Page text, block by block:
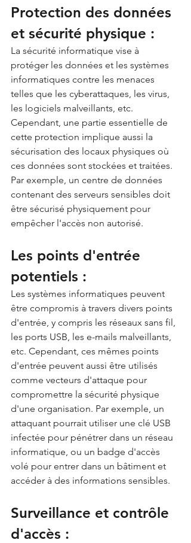
Protection des données
et sécurité physique :
La sécurité informatique vise à
protéger les données et les systèmes
informatiques contre les menaces
telles que les cyberattaques, les virus,
les logiciels malveillants, etc.
Cependant, une partie essentielle de
cette protection implique aussi la
sécurisation des locaux physiques où
ces données sont stockées et traitées.
Par exemple, un centre de données
contenant des serveurs sensibles doit
être sécurisé physiquement pour
empêcher l'accès non autorisé.
Les points d'entrée
potentiels :
Les systèmes informatiques peuvent
être compromis à travers divers points
d'entrée, y compris les réseaux sans fil,
les ports USB, les e-mails malveillants,
etc. Cependant, ces mêmes points
d'entrée peuvent aussi être utilisés
comme vecteurs d'attaque pour
compromettre la sécurité physique
d'une organisation. Par exemple, un
attaquant pourrait utiliser une clé USB
infectée pour pénétrer dans un réseau
informatique, ou un badge d'accès
volé pour entrer dans un bâtiment et
accéder à des informations sensibles.
Surveillance et contrôle
d'accès :